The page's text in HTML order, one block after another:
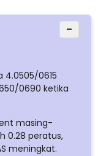
−
4.0505/0615
0690 ketika
masing-
0.28 peratus,
meningkat.